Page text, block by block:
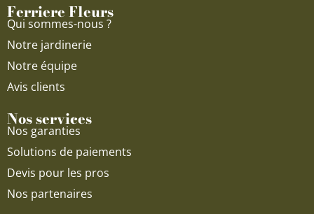
Ferriere Fleurs
Qui sommes-nous ?
Notre jardinerie
Notre équipe
Avis clients
Nos services
Nos garanties
Solutions de paiements
Devis pour les pros
Nos partenaires